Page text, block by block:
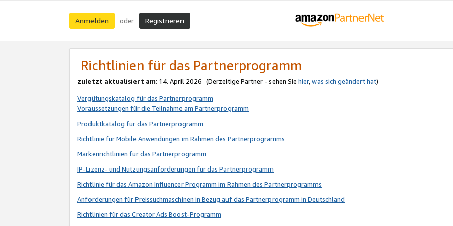
Anmelden oder Registrieren
Richtlinien für das Partnerprogramm
zuletzt aktualisiert am: 14. April 2026 (Derzeitige Partner - sehen Sie hier,was sich geändert hat)
Vergütungskatalog für das Partnerprogramm
Voraussetzungen für die Teilnahme am Partnerprogramm
Produktkatalog für das Partnerprogramm
Richtlinie für Mobile Anwendungen im Rahmen des Partnerprogramms
Markenrichtlinien für das Partnerprogramm
IP-Lizenz- und Nutzungsanforderungen für das Partnerprogramm
Richtlinie für das Amazon Influencer Programm im Rahmen des Partnerprogramms
Anforderungen für Preissuchmaschinen in Bezug auf das Partnerprogramm in Deutschland
Richtlinien für das Creator Ads Boost-Programm